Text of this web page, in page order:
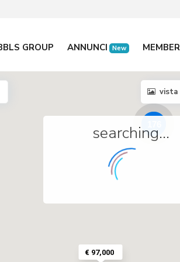
GROUP ANNUNCI New
€ 97,000
searching...
vista